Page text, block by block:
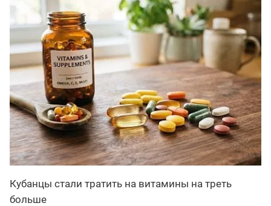
Кубанцы стали тратить на витамины на треть
больше